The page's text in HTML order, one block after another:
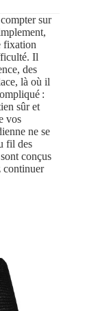
sur
fixation
Il
des
là où il
:
sûr et
vos
ne se
fil des
conçus
continuer